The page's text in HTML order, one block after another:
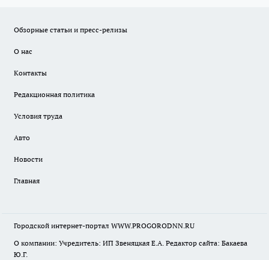
Обзорные статьи и пресс-релизы
О нас
Контакты
Редакционная политика
Условия труда
Авто
Новости
Главная
Городской интернет-портал WWW.PROGORODNN.RU
О компании: Учредитель: ИП Звеняцкая Е.А. Редактор сайта: Бакаева
Ю.Г.